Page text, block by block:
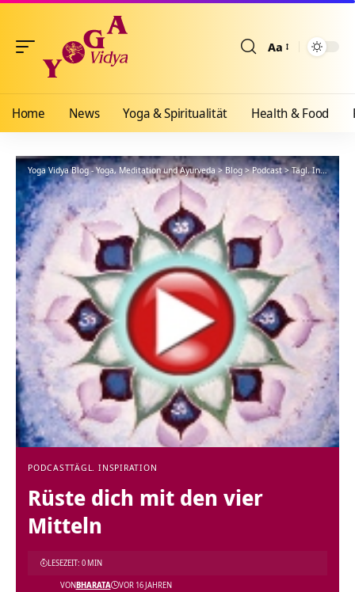
Aa
Home News Yoga & Spiritualität Health & Food
Yoga Vidya Blog - Yoga, Meditation und Ayurveda>Blog>Podcast>Tägl. Inspiration
PODCASTTÄGL. INSPIRATION
Rüste dich mit den vier
Mitteln
VONBHARATA VOR 16 JAHREN
LESEZEIT: 0 MIN